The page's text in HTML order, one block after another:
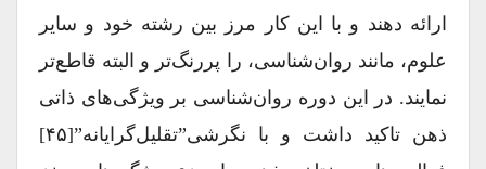
ارائه دهند و با این کار مرز بین رشته خود و سایر
علوم، مانند روان‌شناسی، را پررنگ‌تر و البته قاطع‌تر
نمایند. در این دوره روان‌شناسی بر ویژگی‌های ذاتی
ذهن تاکید داشت و با نگرشی”تقلیل‌گرایانه”[۴۵]